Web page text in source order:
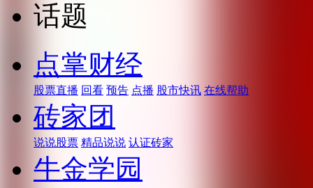
话题
点掌财经
股票直播 回看 预告 点播 股市快讯 在线帮助
砖家团
说说股票 精品说说 认证砖家
牛金学园